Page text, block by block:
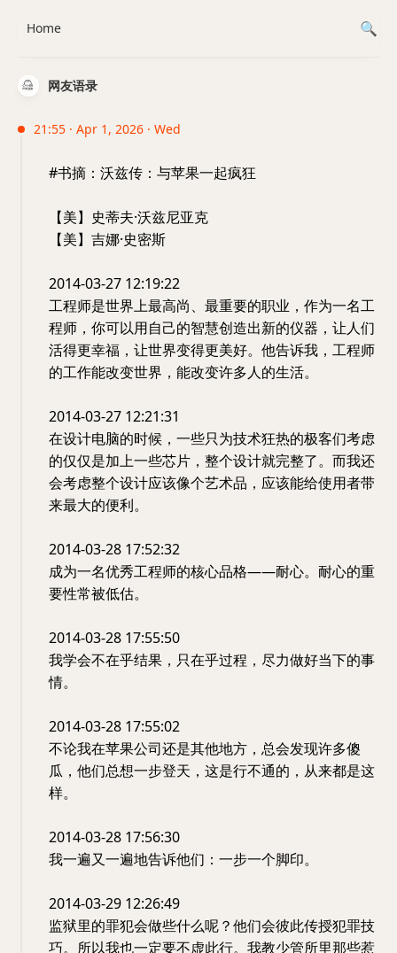
网友语录
21:55 · Apr 1, 2026 · Wed
#书摘：沃兹传：与苹果一起疯狂
【美】史蒂夫·沃兹尼亚克
【美】吉娜·史密斯
2014-03-27 12:19:22
工程师是世界上最高尚、最重要的职业，作为一名工
程师，你可以用自己的智慧创造出新的仪器，让人们
活得更幸福，让世界变得更美好。他告诉我，工程师
的工作能改变世界，能改变许多人的生活。
2014-03-27 12:21:31
在设计电脑的时候，一些只为技术狂热的极客们考虑
的仅仅是加上一些芯片，整个设计就完整了。而我还
会考虑整个设计应该像个艺术品，应该能给使用者带
来最大的便利。
2014-03-28 17:52:32
成为一名优秀工程师的核心品格——耐心。耐心的重
要性常被低估。
2014-03-28 17:55:50
我学会不在乎结果，只在乎过程，尽力做好当下的事
情。
2014-03-28 17:55:02
不论我在苹果公司还是其他地方，总会发现许多傻
瓜，他们总想一步登天，这是行不通的，从来都是这
样。
2014-03-28 17:56:30
我一遍又一遍地告诉他们：一步一个脚印。
2014-03-29 12:26:49
监狱里的罪犯会做些什么呢？他们会彼此传授犯罪技
巧。所以我也一定要不虚此行。我教少管所里那些惹
Home